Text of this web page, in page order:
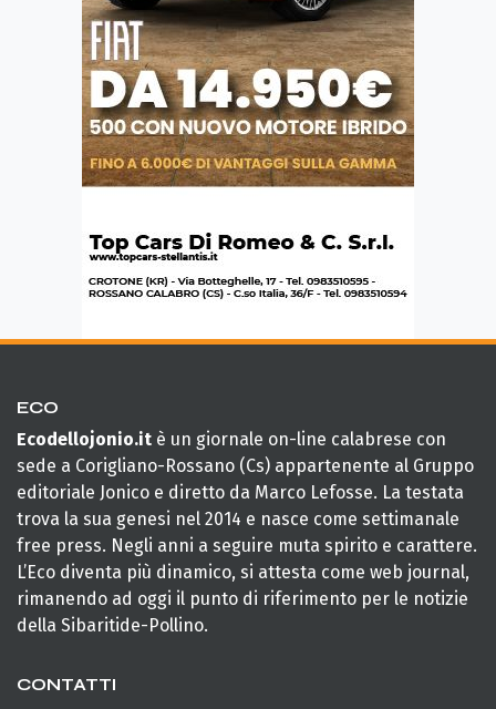
ECO
Ecodellojonio.it è un giornale on-line calabrese con
sede a Corigliano-Rossano (Cs) appartenente al Gruppo
editoriale Jonico e diretto da Marco Lefosse. La testata
trova la sua genesi nel 2014 e nasce come settimanale
free press. Negli anni a seguire muta spirito e carattere.
L’Eco diventa più dinamico, si attesta come web journal,
rimanendo ad oggi il punto di riferimento per le notizie
della Sibaritide-Pollino.
CONTATTI